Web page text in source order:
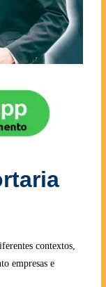
contextos,
empresas e